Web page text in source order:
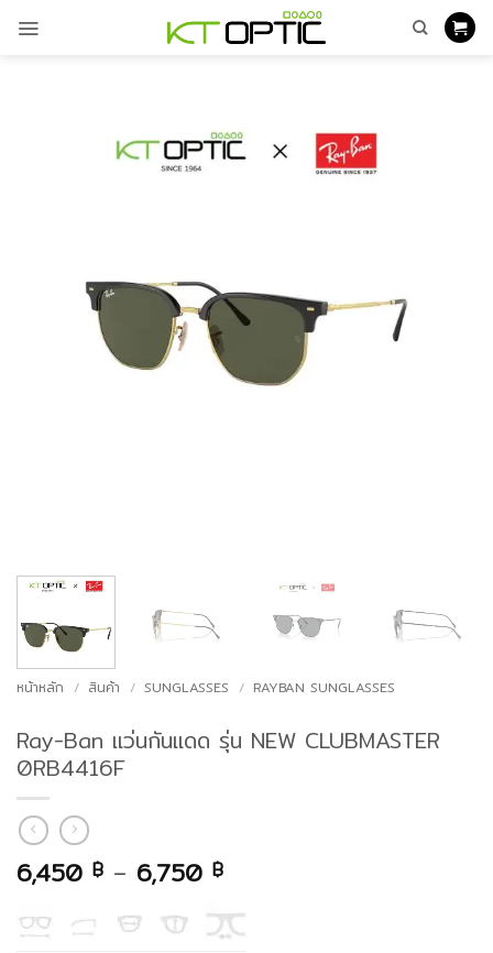
หน้าหลัก / สินค้า / SUNGLASSES / RAYBAN SUNGLASSES
Ray-Ban แว่นกันแดด รุ่น NEW CLUBMASTER
0RB4416F
6,450 ฿ – 6,750 ฿Price
6,450 ฿
through